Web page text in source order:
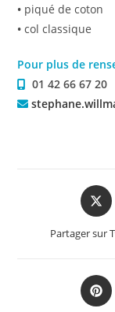
• piqué de coton
•col classique
Pour plus de
01 42 66 67 20
Partager sur